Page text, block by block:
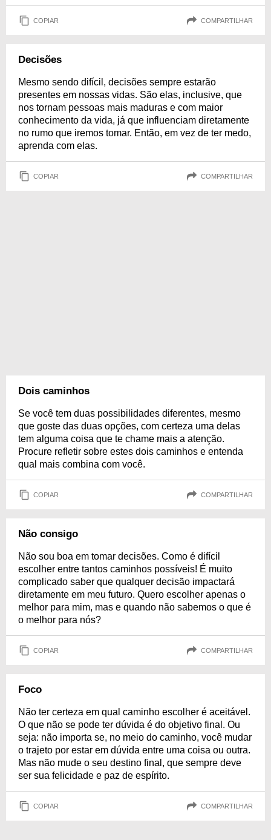
COPIAR COMPARTILHAR
Decisões
Mesmo sendo difícil, decisões sempre estarão
presentes em nossas vidas. São elas, inclusive, que
nos tornam pessoas mais maduras e com maior
conhecimento da vida, já que influenciam diretamente
no rumo que iremos tomar. Então, em vez de ter medo,
aprenda com elas.
COPIAR COMPARTILHAR
Dois caminhos
Se você tem duas possibilidades diferentes, mesmo
que goste das duas opções, com certeza uma delas
tem alguma coisa que te chame mais a atenção.
Procure refletir sobre estes dois caminhos e entenda
qual mais combina com você.
COPIAR COMPARTILHAR
Não consigo
Não sou boa em tomar decisões. Como é difícil
escolher entre tantos caminhos possíveis! É muito
complicado saber que qualquer decisão impactará
diretamente em meu futuro. Quero escolher apenas o
melhor para mim, mas e quando não sabemos o que é
o melhor para nós?
COPIAR COMPARTILHAR
Foco
Não ter certeza em qual caminho escolher é aceitável.
O que não se pode ter dúvida é do objetivo final. Ou
seja: não importa se, no meio do caminho, você mudar
o trajeto por estar em dúvida entre uma coisa ou outra.
Mas não mude o seu destino final, que sempre deve
ser sua felicidade e paz de espírito.
COPIAR COMPARTILHAR